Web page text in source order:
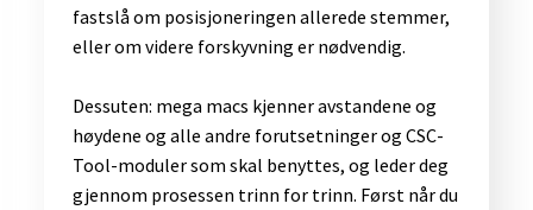
fastslå om posisjoneringen allerede stemmer,
eller om videre forskyvning er nødvendig.
Dessuten: mega macs kjenner avstandene og
høydene og alle andre forutsetninger og CSC-
Tool-moduler som skal benyttes, og leder deg
gjennom prosessen trinn for trinn. Først når du